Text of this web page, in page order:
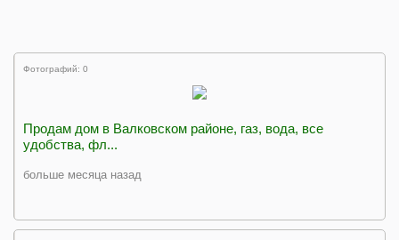
Фотографий: 0
Продам дом в Валковском районе, газ, вода, все
удобства, фл...
больше месяца назад